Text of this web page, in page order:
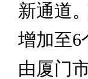
新通道
增加至6
由厦门